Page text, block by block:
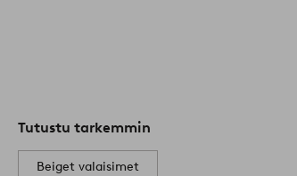
Tutustu tarkemmin
Beiget valaisimet